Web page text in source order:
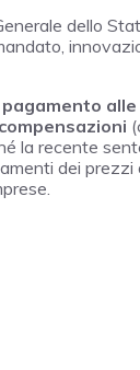
dello
alle
la recente
dei prezzi